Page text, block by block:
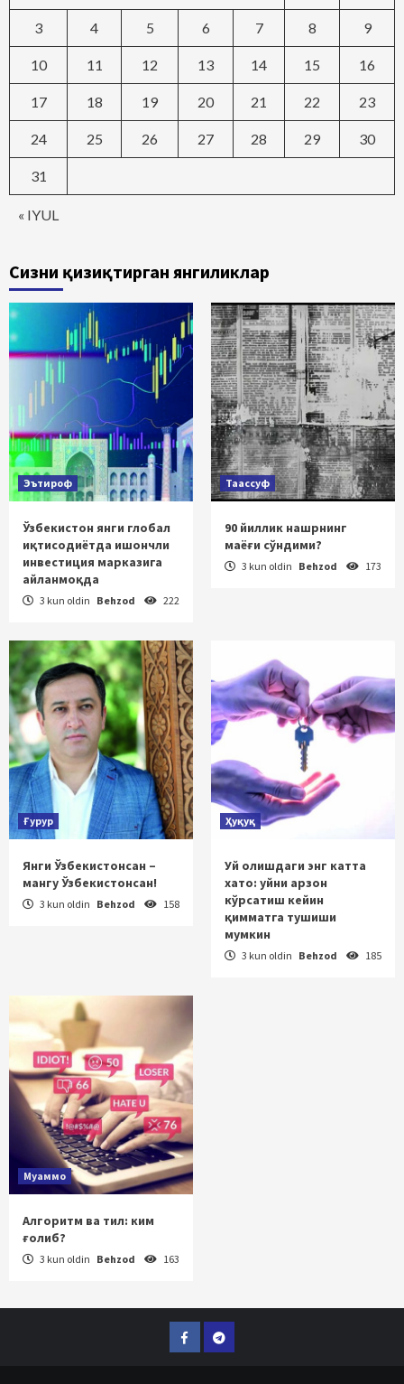
« IYUL
3 4 5 6 7 8 9
10 11 12 13 14 15 16
17 18 19 20 21 22 23
24 25 26 27 28 29 30
31
Сизни қизиқтирган янгиликлар
Эътироф
Ўзбекистон янги глобал
иқтисодиётда ишончли
инвестиция марказига
айланмоқда
3 kun oldin Behzod 222
Таассуф
90 йиллик нашрнинг
маёғи сўндими?
3 kun oldin Behzod 173
Ғурур
Янги Ўзбекистонсан –
мангу Ўзбекистонсан!
3 kun oldin Behzod 158
Ҳуқуқ
Уй олишдаги энг катта
хато: уйни арзон
кўрсатиш кейин
қимматга тушиши
мумкин
3 kun oldin Behzod 185
Муаммо
Алгоритм ва тил: ким
ғолиб?
3 kun oldin Behzod 163
FacebookTelegram